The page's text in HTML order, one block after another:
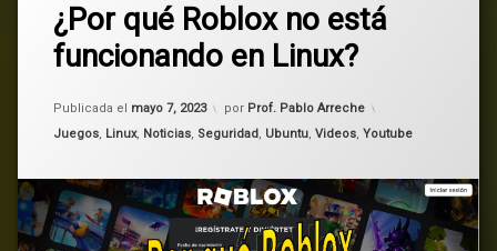
¿Por qué Roblox no está
funcionando en Linux?
Publicada el mayo 7, 2023
Actualizado el mayo 7, 2023
por Prof. Pablo Arreche
Categorías:
Juegos, Linux, Noticias, Seguridad, Ubuntu, Videos, Youtube
Linux
problema
Roblox
un
comentario
en
¿Por
Roblox
no
en
Linux?